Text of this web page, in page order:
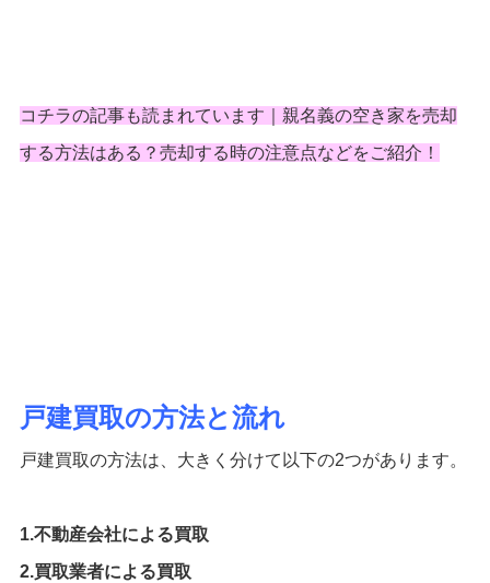
コチラの記事も読まれています｜ 親名義の空き家を売却
する方法はある？売却する時の注意点などをご紹介！
戸建買取の方法と流れ
戸建買取の方法は、大きく分けて以下の2つがあります。
1.不動産会社による買取
2.買取業者による買取